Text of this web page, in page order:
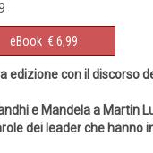
eBook € 6,99
edizione con il discorso
e Mandela a Martin
dei leader che hanno